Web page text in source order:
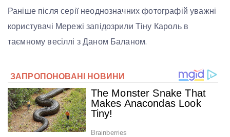
Раніше після серії неоднозначних фотографій уважні
користувачі Мережі запідозрили Тіну Кароль в
таємному весіллі з Даном Баланом.